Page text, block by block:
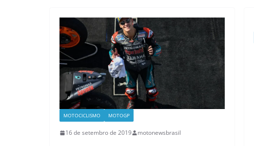
MOTOCICLISMO MOTOGP
16 de setembro de 2019 motonewsbrasil